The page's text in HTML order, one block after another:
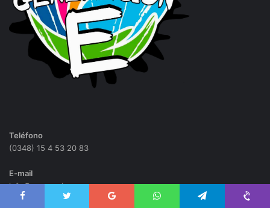
Teléfono
(0348) 15 4 53 20 83
E-mail
info@generacione.com.ar